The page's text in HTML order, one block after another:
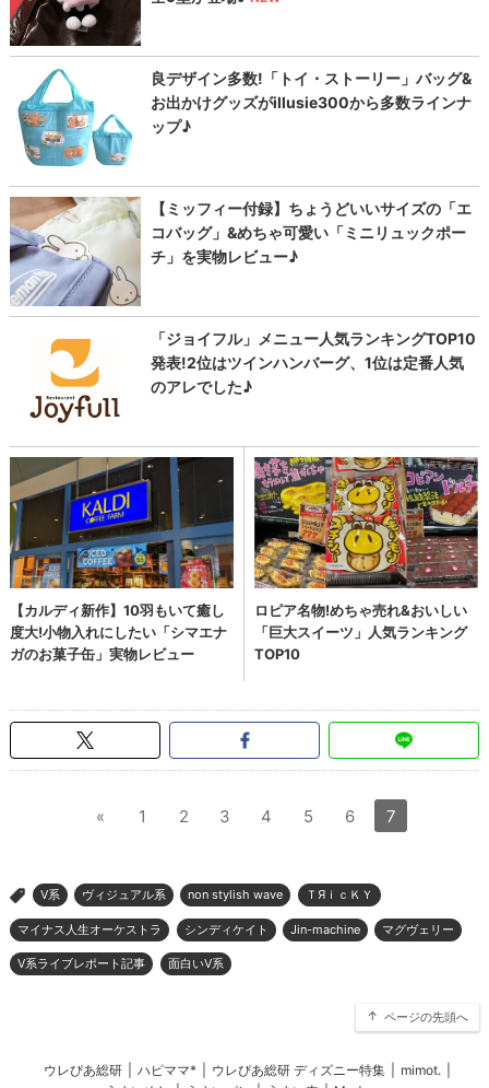
« 1 2 3 4 5 6 7
> V系 ヴィジュアル系 non stylish wave ＴЯｉｃＫＹ
マイナス人生オーケストラ シンディケイト Jin-machine マグヴェリー
V系ライブレポート記事 面白いV系
ページの先頭へ
ウレぴあ総研 ハピママ* ウレぴあ総研 ディズニー特集 mimot.